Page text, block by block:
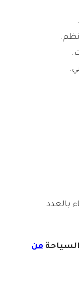
بالعدد
السياحة من